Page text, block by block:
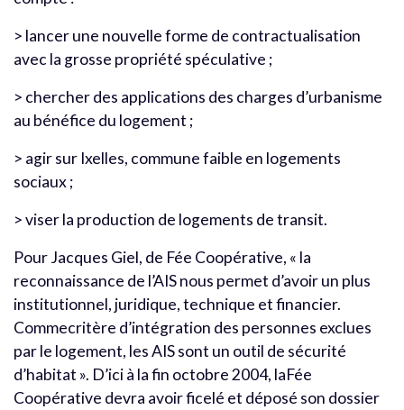
> lancer une nouvelle forme de contractualisation
avec la grosse propriété spéculative ;
> chercher des applications des charges d’urbanisme
au bénéfice du logement ;
> agir sur Ixelles, commune faible en logements
sociaux ;
> viser la production de logements de transit.
Pour Jacques Giel, de Fée Coopérative, « la
reconnaissance de l’AIS nous permet d’avoir un plus
institutionnel, juridique, technique et financier.
Commecritère d’intégration des personnes exclues
par le logement, les AIS sont un outil de sécurité
d’habitat ». D’ici à la fin octobre 2004, laFée
Coopérative devra avoir ficelé et déposé son dossier